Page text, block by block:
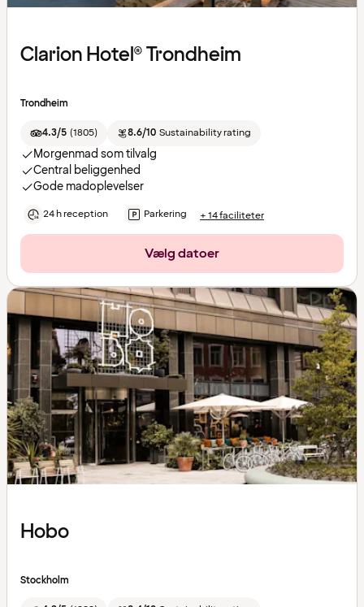
Clarion Hotel® Trondheim
Trondheim
4.3/5 (1805) 8.6/10 Sustainability rating
Morgenmad som tilvalg
Central beliggenhed
Gode madoplevelser
24 h reception Parkering + 14 faciliteter
Vælg datoer
Hobo
Stockholm